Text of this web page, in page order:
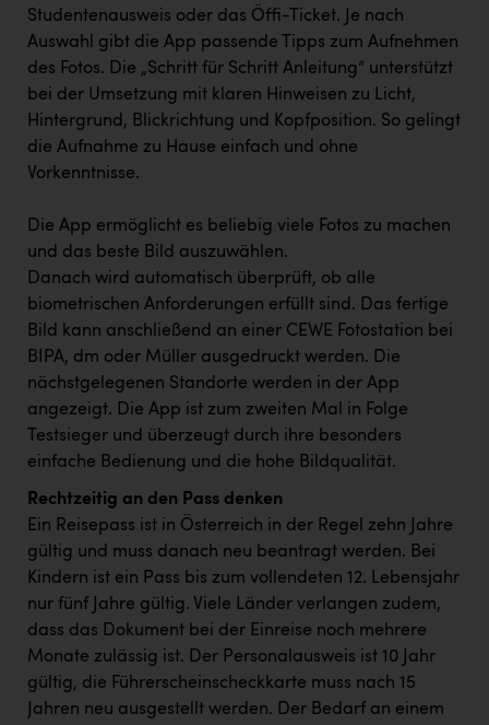
RE/MAX Welcome
Resch&Frisch
RUBBLE MASTER
Ruderclub Wels
SCRI - Salzburg Cancer Research Institute
SCHMACHTL GmbH
Schwingshandl - automation technology gmbh
Seher + Partner
Smurfit Westrock Nettingsdorf
TCL
TGW Logistics
TRAILOMAT & Cycling Austria
VERITAS
Vier Diamanten
Vorlagenportal
Wir besiegen Krebs
Wirtschaftskammer OÖ
ZGONC
Studentenausweis oder das Öffi-Ticket. Je nach
Auswahl gibt die App passende Tipps zum Aufnehmen
des Fotos. Die „Schritt für Schritt Anleitung“ unterstützt
bei der Umsetzung mit klaren Hinweisen zu Licht,
Hintergrund, Blickrichtung und Kopfposition. So gelingt
die Aufnahme zu Hause einfach und ohne
Vorkenntnisse.
Die App ermöglicht es beliebig viele Fotos zu machen
und das beste Bild auszuwählen.
Danach wird automatisch überprüft, ob alle
biometrischen Anforderungen erfüllt sind. Das fertige
Bild kann anschließend an einer CEWE Fotostation bei
BIPA, dm oder Müller ausgedruckt werden. Die
nächstgelegenen Standorte werden in der App
angezeigt. Die App ist zum zweiten Mal in Folge
Testsieger und überzeugt durch ihre besonders
einfache Bedienung und die hohe Bildqualität.
Rechtzeitig an den Pass denken
Ein Reisepass ist in Österreich in der Regel zehn Jahre
gültig und muss danach neu beantragt werden. Bei
Kindern ist ein Pass bis zum vollendeten 12. Lebensjahr
nur fünf Jahre gültig. Viele Länder verlangen zudem,
dass das Dokument bei der Einreise noch mehrere
Monate zulässig ist. Der Personalausweis ist 10 Jahr
gültig, die Führerscheinscheckkarte muss nach 15
Jahren neu ausgestellt werden. Der Bedarf an einem